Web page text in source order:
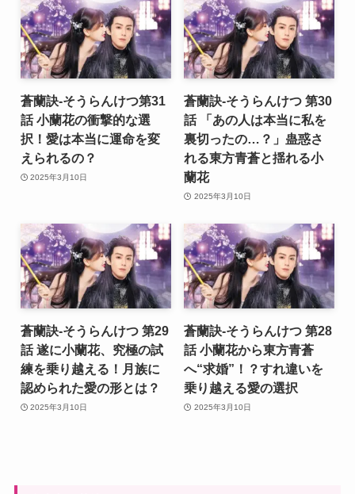
蒼蘭訣-そうらんけつ第31
話 小蘭花の衝撃的な選
択！愛は本当に運命を変
えられるの？
2025年3月10日
蒼蘭訣-そうらんけつ 第30
話 「あの人は本当に私を
裏切ったの…？」蛊惑さ
れる東方青蒼と揺れる小
蘭花
2025年3月10日
蒼蘭訣-そうらんけつ 第29
話 遂に小蘭花、究極の試
練を乗り越える！月族に
認められた愛の形とは？
2025年3月10日
蒼蘭訣-そうらんけつ 第28
話 小蘭花から東方青蒼
へ“求婚”！？すれ違いを
乗り越える愛の選択
2025年3月10日